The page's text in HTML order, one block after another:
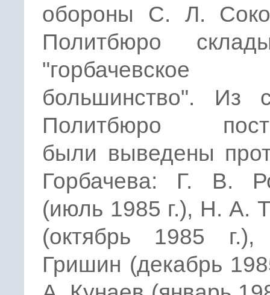
обороны С. Л.
Политбюро
"горбачевское
большинство". Из
Политбюро
были выведены
Горбачева: Г. В.
(июль 1985 г.), Н. А.
(октябрь 1985
Гришин (декабрь